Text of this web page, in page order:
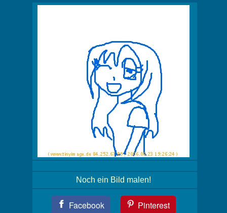
Noch ein Bild malen!
Facebook Pinterest